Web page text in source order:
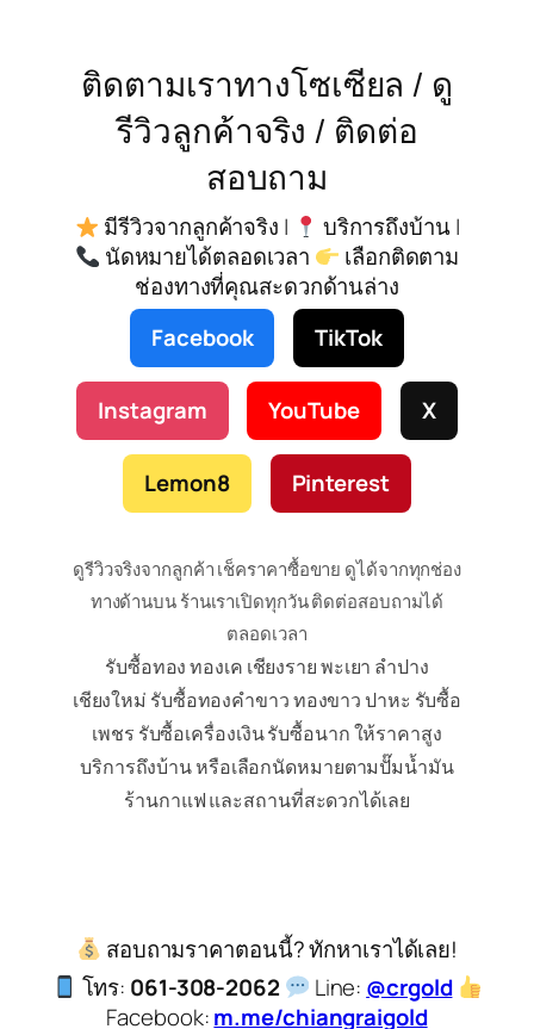
ติดตามเราทางโซเซียล / ดู
รีวิวลูกค้าจริง / ติดต่อ
สอบถาม
มีรีวิวจากลูกค้าจริง |
บริการถึงบ้าน |
นัดหมายได้ตลอดเวลา
เลือกติดตาม
ช่องทางที่คุณสะดวกด้านล่าง
Facebook
TikTok
Instagram YouTube X
Lemon8 Pinterest
ดูรีวิวจริงจากลูกค้า เช็คราคาซื้อขาย ดูได้จากทุกช่อง
ทางด้านบน ร้านเราเปิดทุกวัน ติดต่อสอบถามได้
ตลอดเวลา
รับซื้อทอง ทองเค เชียงราย พะเยา ลำปาง
เชียงใหม่ รับซื้อทองคำขาว ทองขาว ปาหะ รับซื้อ
เพชร รับซื้อเครื่องเงิน รับซื้อนาก ให้ราคาสูง
บริการถึงบ้าน หรือเลือกนัดหมายตามปั๊มน้ำมัน
ร้านกาแฟ และสถานที่สะดวกได้เลย
สอบถามราคาตอนนี้? ทักหาเราได้เลย!
โทร: 061-308-2062 Line: @crgold
Facebook:m.me/chiangraigold